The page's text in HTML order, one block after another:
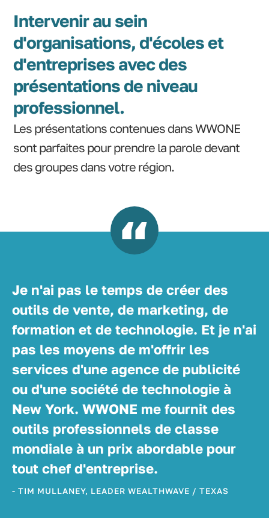
Intervenir au sein
d'organisations, d'écoles et
d'entreprises avec des
présentations de niveau
professionnel.
Les présentations contenues dans WWONE
sont parfaites pour prendre la parole devant
des groupes dans votre région.
Je n'ai pas le temps de créer des
outils de vente, de marketing, de
formation et de technologie. Et je n'ai
pas les moyens de m'offrir les
services d'une agence de publicité
ou d'une société de technologie à
New York. WWONE me fournit des
outils professionnels de classe
mondiale à un prix abordable pour
tout chef d'entreprise.
- TIM MULLANEY, LEADER WEALTHWAVE / TEXAS